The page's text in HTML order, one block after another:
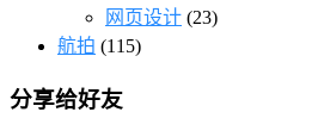
网页设计 (23)
航拍 (115)
分享给好友